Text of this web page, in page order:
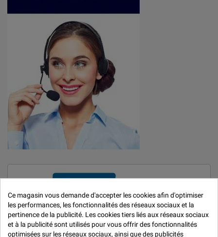
Ce magasin vous demande d'accepter les cookies afin d'optimiser
les performances, les fonctionnalités des réseaux sociaux et la
pertinence de la publicité. Les cookies tiers liés aux réseaux sociaux
et à la publicité sont utilisés pour vous offrir des fonctionnalités
optimisées sur les réseaux sociaux, ainsi que des publicités